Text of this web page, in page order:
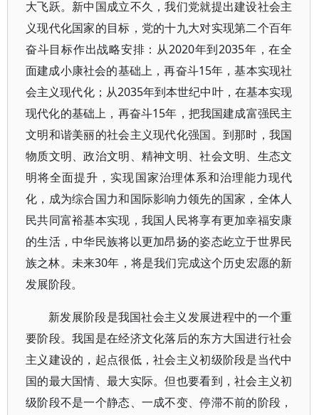
大飞跃。新中国成立不久，我们党就提出建设社会主
义现代化国家的目标，党的十九大对实现第二个百年
奋斗目标作出战略安排：从2020年到2035年，在全
面建成小康社会的基础上，再奋斗15年，基本实现社
会主义现代化；从2035年到本世纪中叶，在基本实现
现代化的基础上，再奋斗15年，把我国建成富强民主
文明和谐美丽的社会主义现代化强国。到那时，我国
物质文明、政治文明、精神文明、社会文明、生态文
明将全面提升，实现国家治理体系和治理能力现代
化，成为综合国力和国际影响力领先的国家，全体人
民共同富裕基本实现，我国人民将享有更加幸福安康
的生活，中华民族将以更加昂扬的姿态屹立于世界民
族之林。未来30年，将是我们完成这个历史宏愿的新
发展阶段。
新发展阶段是我国社会主义发展进程中的一个重
要阶段。我国是在经济文化落后的东方大国进行社会
主义建设的，起点很低，社会主义初级阶段是当代中
国的最大国情、最大实际。但也要看到，社会主义初
级阶段不是一个静态、一成不变、停滞不前的阶段，